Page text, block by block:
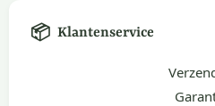
📦 Klantenservice